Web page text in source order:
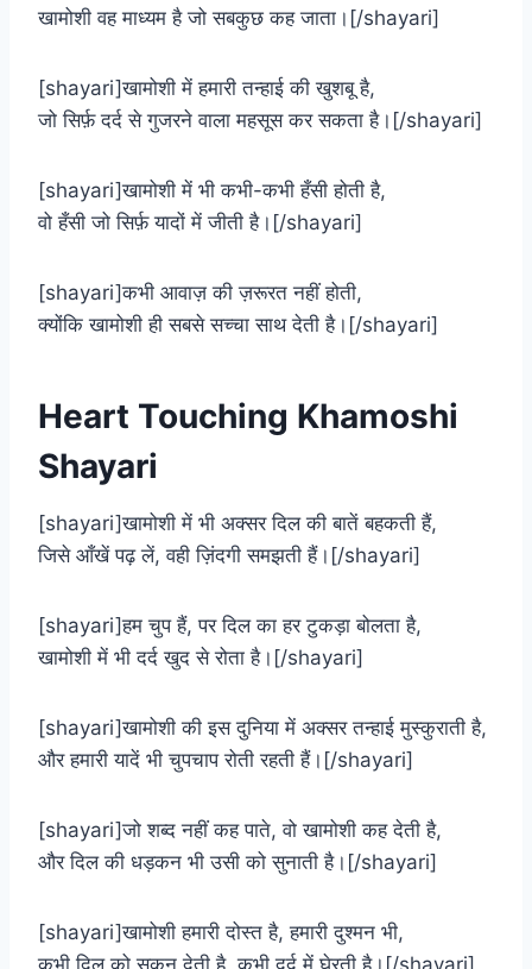
खामोशी वह माध्यम है जो सबकुछ कह जाता।[/shayari]
[shayari]खामोशी में हमारी तन्हाई की खुशबू है,
जो सिर्फ़ दर्द से गुजरने वाला महसूस कर सकता है।[/shayari]
[shayari]खामोशी में भी कभी-कभी हँसी होती है,
वो हँसी जो सिर्फ़ यादों में जीती है।[/shayari]
[shayari]कभी आवाज़ की ज़रूरत नहीं होती,
क्योंकि खामोशी ही सबसे सच्चा साथ देती है।[/shayari]
Heart Touching Khamoshi
Shayari
[shayari]खामोशी में भी अक्सर दिल की बातें बहकती हैं,
जिसे आँखें पढ़ लें, वही ज़िंदगी समझती हैं।[/shayari]
[shayari]हम चुप हैं, पर दिल का हर टुकड़ा बोलता है,
खामोशी में भी दर्द खुद से रोता है।[/shayari]
[shayari]खामोशी की इस दुनिया में अक्सर तन्हाई मुस्कुराती है,
और हमारी यादें भी चुपचाप रोती रहती हैं।[/shayari]
[shayari]जो शब्द नहीं कह पाते, वो खामोशी कह देती है,
और दिल की धड़कन भी उसी को सुनाती है।[/shayari]
[shayari]खामोशी हमारी दोस्त है, हमारी दुश्मन भी,